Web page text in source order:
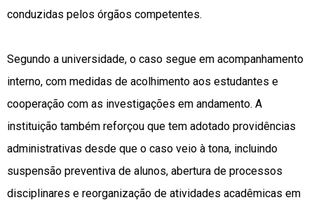
conduzidas pelos órgãos competentes.
Segundo a universidade, o caso segue em acompanhamento
interno, com medidas de acolhimento aos estudantes e
cooperação com as investigações em andamento. A
instituição também reforçou que tem adotado providências
administrativas desde que o caso veio à tona, incluindo
suspensão preventiva de alunos, abertura de processos
disciplinares e reorganização de atividades acadêmicas em